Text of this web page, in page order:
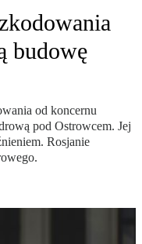
budowę
od koncernu
pod Ostrowcem. Jej
Rosjanie